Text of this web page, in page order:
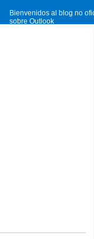
Bienvenidos al blog no
sobre Outlook